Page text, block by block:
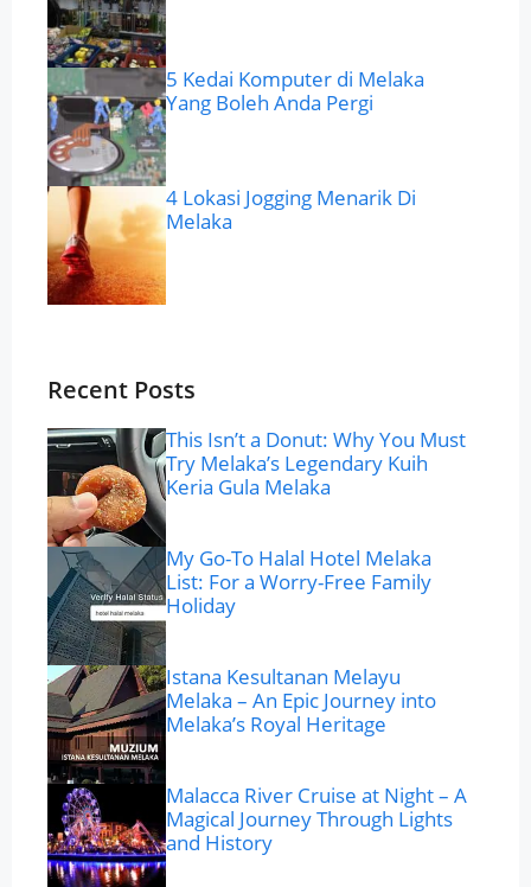
5 Kedai Komputer di Melaka
Yang Boleh Anda Pergi
4 Lokasi Jogging Menarik Di
Melaka
Recent Posts
This Isn’t a Donut: Why You Must
Try Melaka’s Legendary Kuih
Keria Gula Melaka
My Go-To Halal Hotel Melaka
List: For a Worry-Free Family
Holiday
Istana Kesultanan Melayu
Melaka – An Epic Journey into
Melaka’s Royal Heritage
Malacca River Cruise at Night – A
Magical Journey Through Lights
and History